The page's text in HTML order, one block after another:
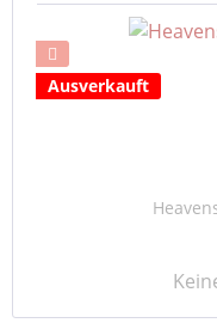
Ausverkauft